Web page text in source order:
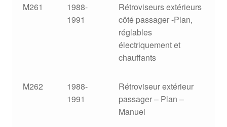
M261
1988-
1991
Rétroviseurs extérieurs
côté passager -Plan,
réglables
électriquement et
chauffants
M262
1988-
1991
Rétroviseur extérieur
passager – Plan –
Manuel